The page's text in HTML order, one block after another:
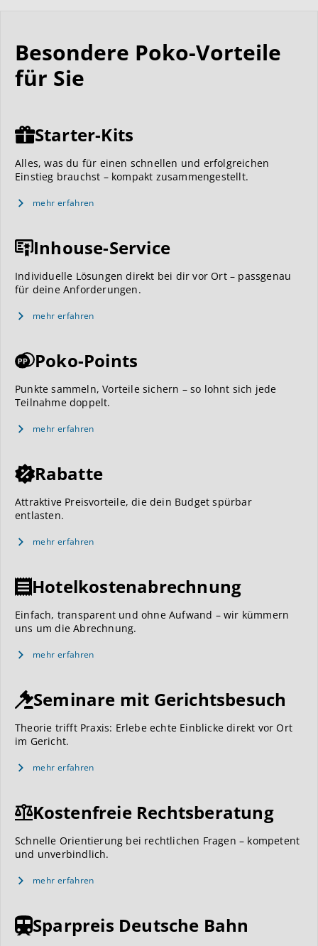
Besondere Poko-Vorteile
für Sie
Starter-Kits
Alles, was du für einen schnellen und erfolgreichen
Einstieg brauchst – kompakt zusammengestellt.
mehr erfahren
Inhouse-Service
Individuelle Lösungen direkt bei dir vor Ort – passgenau
für deine Anforderungen.
mehr erfahren
Poko-Points
Punkte sammeln, Vorteile sichern – so lohnt sich jede
Teilnahme doppelt.
mehr erfahren
Rabatte
Attraktive Preisvorteile, die dein Budget spürbar
entlasten.
mehr erfahren
Hotelkostenabrechnung
Einfach, transparent und ohne Aufwand – wir kümmern
uns um die Abrechnung.
mehr erfahren
Seminare mit Gerichtsbesuch
Theorie trifft Praxis: Erlebe echte Einblicke direkt vor Ort
im Gericht.
mehr erfahren
Kostenfreie Rechtsberatung
Schnelle Orientierung bei rechtlichen Fragen – kompetent
und unverbindlich.
mehr erfahren
Sparpreis Deutsche Bahn